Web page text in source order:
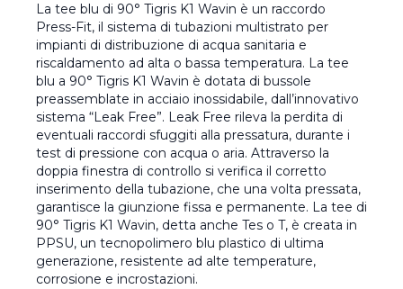
La tee blu di 90° Tigris K1 Wavin è un raccordo
Press-Fit, il sistema di tubazioni multistrato per
impianti di distribuzione di acqua sanitaria e
riscaldamento ad alta o bassa temperatura. La tee
blu a 90° Tigris K1 Wavin è dotata di bussole
preassemblate in acciaio inossidabile, dall’innovativo
sistema “Leak Free”. Leak Free rileva la perdita di
eventuali raccordi sfuggiti alla pressatura, durante i
test di pressione con acqua o aria. Attraverso la
doppia finestra di controllo si verifica il corretto
inserimento della tubazione, che una volta pressata,
garantisce la giunzione fissa e permanente. La tee di
90° Tigris K1 Wavin, detta anche Tes o T, è creata in
PPSU, un tecnopolimero blu plastico di ultima
generazione, resistente ad alte temperature,
corrosione e incrostazioni.